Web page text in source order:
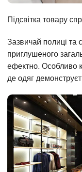
Підсвітка товару
Зазвичай полиці та
приглушеного
ефектно. Особливо
де одяг